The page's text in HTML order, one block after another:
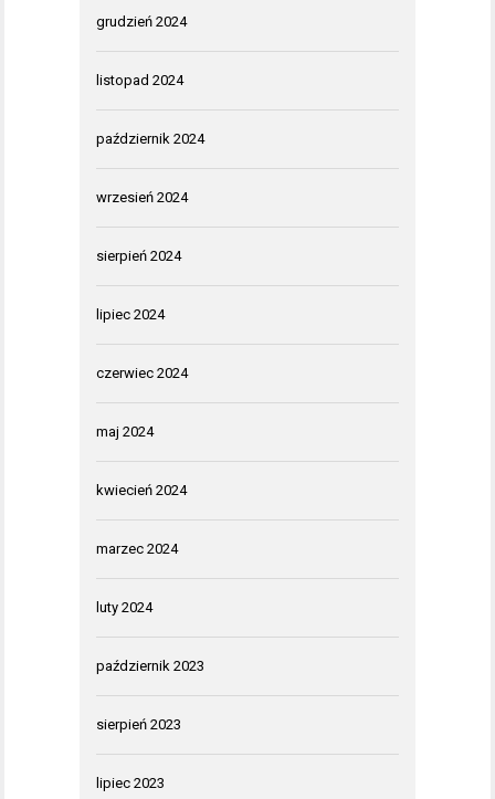
grudzień 2024
listopad 2024
październik 2024
wrzesień 2024
sierpień 2024
lipiec 2024
czerwiec 2024
maj 2024
kwiecień 2024
marzec 2024
luty 2024
październik 2023
sierpień 2023
lipiec 2023